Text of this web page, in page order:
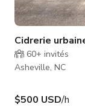
Cidrerie
60+ invités
Asheville, NC
$500 USD/h